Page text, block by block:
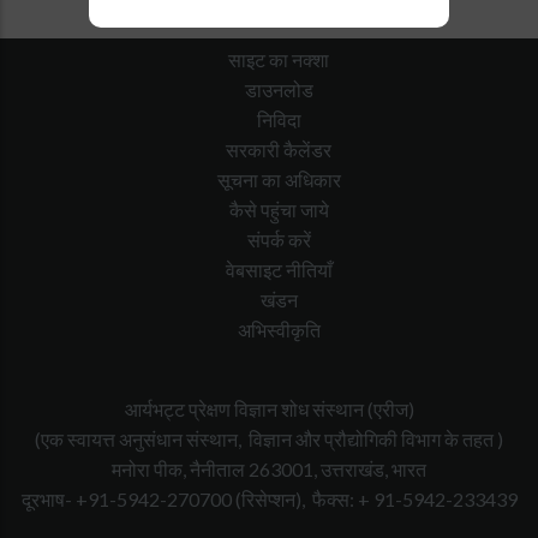
साइट का नक्शा
डाउनलोड
निविदा
सरकारी कैलेंडर
सूचना का अधिकार
कैसे पहुंचा जाये
संपर्क करें
वेबसाइट नीतियाँ
खंडन
अभिस्वीकृति
आर्यभट्ट प्रेक्षण विज्ञान शोध संस्थान (एरीज)
(एक स्वायत्त अनुसंधान संस्थान, विज्ञान और प्रौद्योगिकी विभाग के तहत )
मनोरा पीक, नैनीताल 263001, उत्तराखंड, भारत
दूरभाष- +91-5942-270700 (रिसेप्शन), फैक्स: + 91-5942-233439